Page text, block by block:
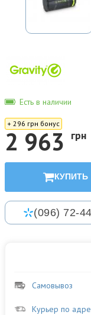
Есть в наличии
+ 296 грн бонус
2 963 грн
КУПИТЬ
(096) 72-
Самовывоз
Курьер по